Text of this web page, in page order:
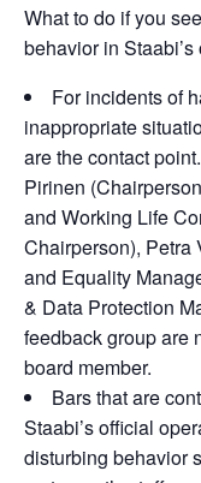
What to do if you
behavior in
For incidents of
inappropriate
are the contact
Pirinen
and Working Life
Chairperson), Petra
and Equality
& Data Protection
feedback group are
board member.
Bars that are
Staabi’s official
disturbing behavior